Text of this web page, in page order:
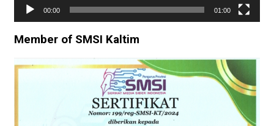
00:00 01:00
Member of SMSI Kaltim